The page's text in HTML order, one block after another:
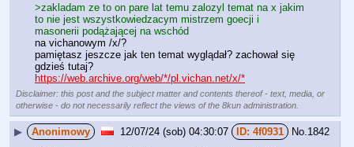
>zakladam ze to on pare lat temu zalozyl temat na x jakim
to nie jest wszystkowiedzacym mistrzem goecji i
masonerii podążającej na wschód
na vichanowym /x/?
pamiętasz jeszcze jak ten temat wyglądał? zachował się
https://web.archive.org/web/*/pl.vichan.net/x/*
Disclaimer: this post and the subject matter and contents thereof - text, media, or
otherwise - do not necessarily reflect the views of the 8kun administration.
▶ Anonimowy 12/07/24 (sob) 04:30:07 4f0931 No.1842